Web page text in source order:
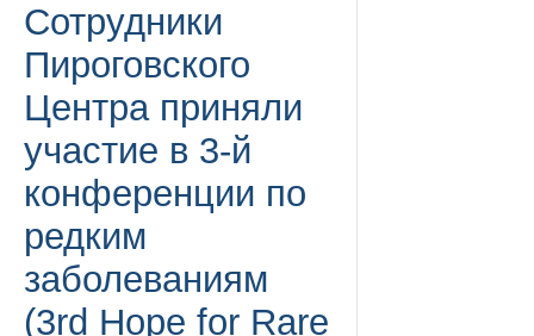
Сотрудники
Пироговского
Центра приняли
участие в 3-й
конференции по
редким
заболеваниям
(3rd Hope for Rare